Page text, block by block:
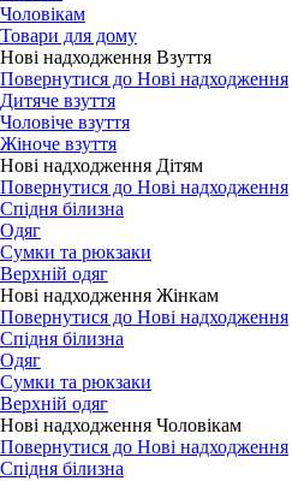
Чоловікам
Товари для дому
Нові надходження Взуття
Повернутися до Нові надходження
Дитяче взуття
Чоловіче взуття
Жіноче взуття
Нові надходження Дітям
Повернутися до Нові надходження
Спідня білизна
Одяг
Сумки та рюкзаки
Верхній одяг
Нові надходження Жінкам
Повернутися до Нові надходження
Спідня білизна
Одяг
Сумки та рюкзаки
Верхній одяг
Нові надходження Чоловікам
Повернутися до Нові надходження
Спідня білизна